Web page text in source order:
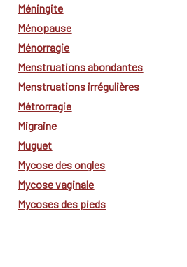
Méningite
Ménopause
Ménorragie
Menstruations abondantes
Menstruations irrégulières
Métrorragie
Migraine
Muguet
Mycose des ongles
Mycose vaginale
Mycoses des pieds